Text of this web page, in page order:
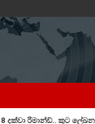
ලේඛන හදමින් අධිකරණය